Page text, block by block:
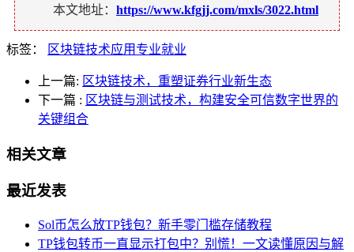
本文地址： https://www.kfgjj.com/mxls/3022.html
标签： 区块链技术应用专业就业
上一篇: 区块链技术，重塑证券行业新生态
下一篇 : 区块链与测试技术，构建安全可信数字世界的
关键组合
相关文章
最近发表
Sol币怎么放TP钱包？新手零门槛存储教程
TP钱包转币一直显示打包中？别慌！一文读懂原因与解